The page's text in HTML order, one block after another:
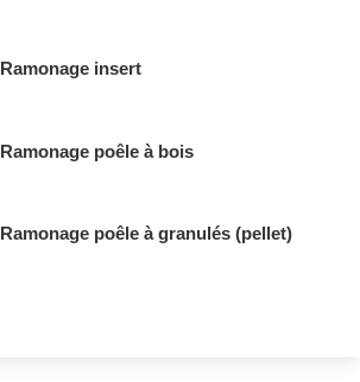
Ramonage insert
Ramonage poêle à bois
Ramonage poêle à granulés (pellet)